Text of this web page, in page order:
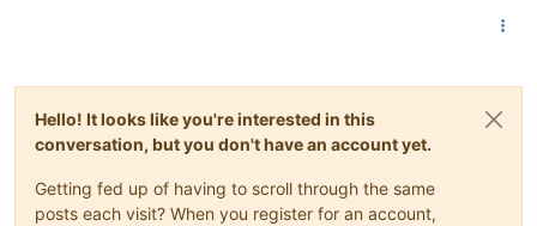
Hello! It looks like you're interested in this
conversation, but you don't have an account yet.
Getting fed up of having to scroll through the same
posts each visit? When you register for an account,